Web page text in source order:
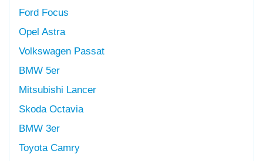
Ford Focus
Opel Astra
Volkswagen Passat
BMW 5er
Mitsubishi Lancer
Skoda Octavia
BMW 3er
Toyota Camry